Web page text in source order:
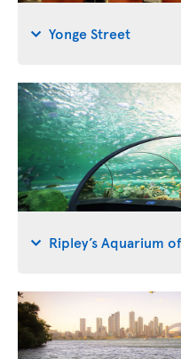
Yonge Street
Ripley’s Aquarium